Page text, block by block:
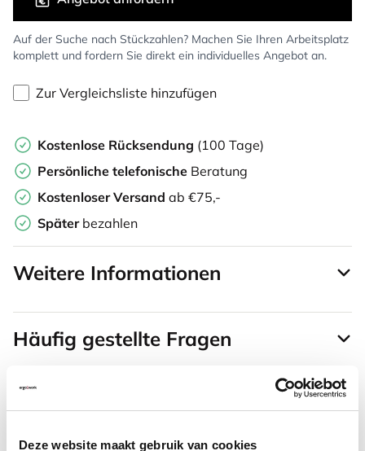
Deze website maakt gebruik van cookies
Auf der Suche nach Stückzahlen? Machen Sie Ihren Arbeitsplatz
komplett und fordern Sie direkt ein individuelles Angebot an.
Zur Vergleichsliste hinzufügen
Kostenlose Rücksendung (100 Tage)
Persönliche telefonische Beratung
Kostenloser Versand ab €75,-
Später bezahlen
Weitere Informationen
Häufig gestellte Fragen